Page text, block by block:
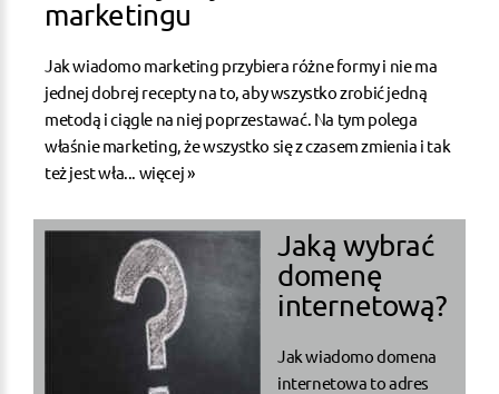
marketingu
Jak wiadomo marketing przybiera różne formy i nie ma
jednej dobrej recepty na to, aby wszystko zrobić jedną
metodą i ciągle na niej poprzestawać. Na tym polega
właśnie marketing, że wszystko się z czasem zmienia i tak
też jest wła... więcej »
Jaką wybrać
domenę
internetową?
Jak wiadomo domena
internetowa to adres